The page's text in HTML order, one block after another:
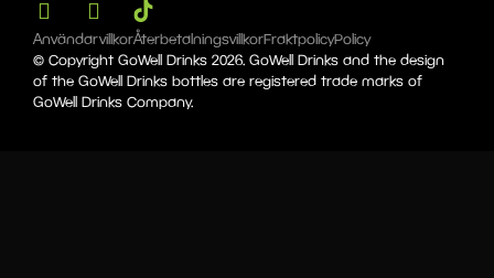
AnvändarvillkorÅterbetalningsvillkorFraktpolicyPolicy
© Copyright GoWell Drinks 2026. GoWell Drinks and the design
of the GoWell Drinks bottles are registered trade marks of
GoWell Drinks Company.